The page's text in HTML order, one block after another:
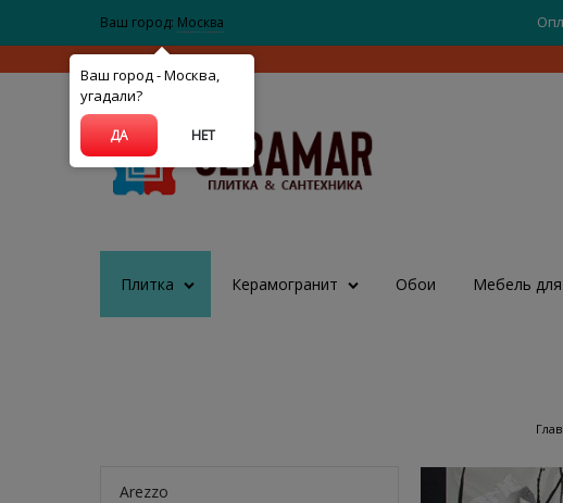
Ваш город: Москва
Плитка Керамогранит Обои Мебель
Arezzo
Ваш город - Москва,
угадали?
ДА НЕТ